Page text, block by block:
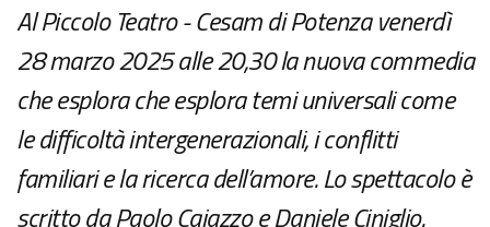
Al Piccolo Teatro - Cesam di Potenza venerdì
28 marzo 2025 alle 20,30 la nuova commedia
che esplora che esplora temi universali come
le difficoltà intergenerazionali, i conflitti
familiari e la ricerca dell’amore. Lo spettacolo è
scritto da Paolo Caiazzo e Daniele Ciniglio.